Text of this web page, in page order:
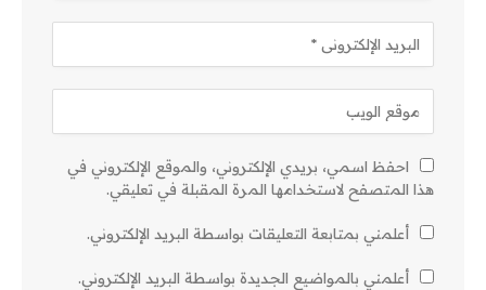
احفظ اسمي، بريدي الإلكتروني، والموقع الإلكتروني في
هذا المتصفح لاستخدامها المرة المقبلة في تعليقي.
أعلمني بمتابعة التعليقات بواسطة البريد الإلكتروني.
أعلمني بالمواضيع الجديدة بواسطة البريد الإلكتروني.